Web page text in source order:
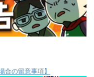
合の留意事項】